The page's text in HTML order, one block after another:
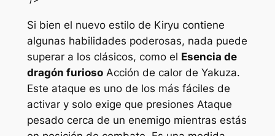
Si bien el nuevo estilo de Kiryu contiene
algunas habilidades poderosas, nada puede
superar a los clásicos, como el Esencia de
dragón furiosoAcción de calor de Yakuza.
Este ataque es uno de los más fáciles de
activar y solo exige que presiones Ataque
pesado cerca de un enemigo mientras estás